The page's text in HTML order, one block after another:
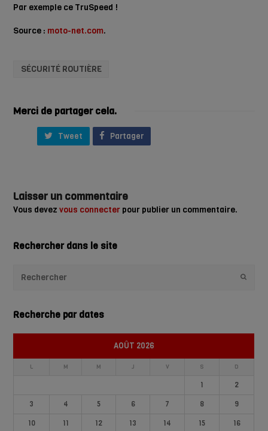
Par exemple ce TruSpeed !
Source : moto-net.com.
SÉCURITÉ ROUTIÈRE
Merci de partager cela.
Tweet Partager
Laisser un commentaire
Vous devezvous connecter pour publier un commentaire.
Rechercher dans le site
Recherche par dates
AOÛT 2026
L M M J V S D
1
2
3
4 5 6 7 8
9
10
11 12 13 14 15 16